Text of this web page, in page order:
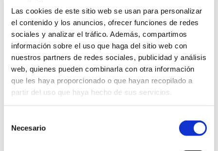
Las cookies de este sitio web se usan para personalizar
el contenido y los anuncios, ofrecer funciones de redes
sociales y analizar el tráfico. Además, compartimos
información sobre el uso que haga del sitio web con
nuestros partners de redes sociales, publicidad y análisis
web, quienes pueden combinarla con otra información
que les haya proporcionado o que hayan recopilado a
partir del uso que haya hecho de sus servicios.
Necesario